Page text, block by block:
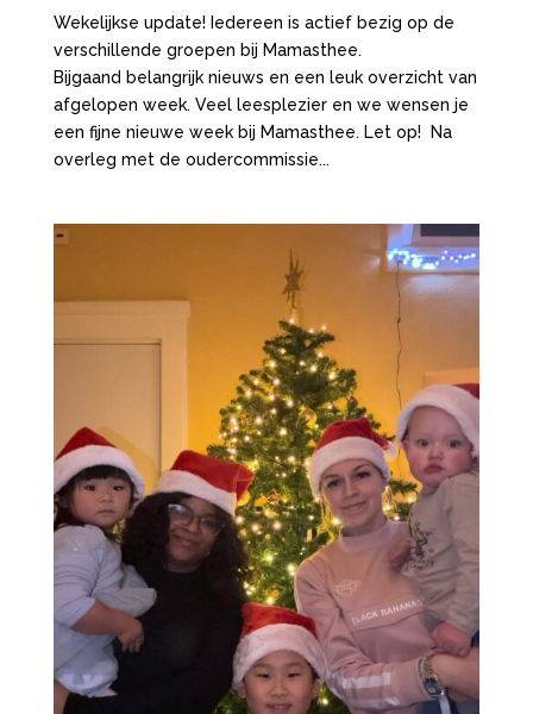
Wekelijkse update! Iedereen is actief bezig op de
verschillende groepen bij Mamasthee.
Bijgaand belangrijk nieuws en een leuk overzicht van
afgelopen week. Veel leesplezier en we wensen je
een fijne nieuwe week bij Mamasthee. Let op! Na
overleg met de oudercommissie...